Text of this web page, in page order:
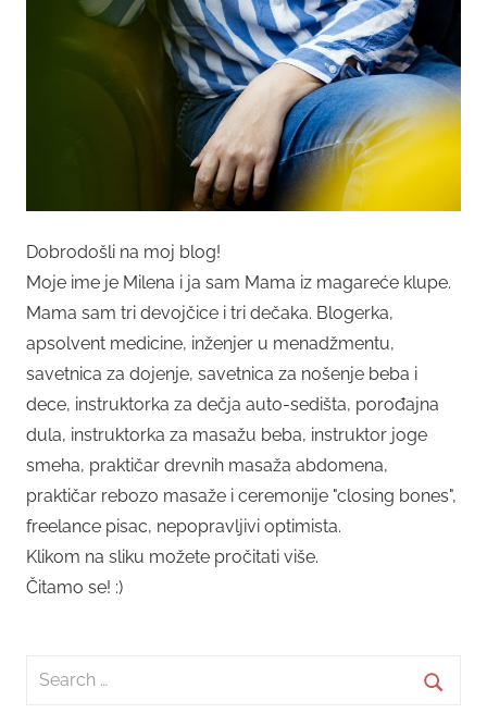
Dobrodošli na moj blog!
Moje ime je Milena i ja sam Mama iz magareće klupe.
Mama sam tri devojčice i tri dečaka. Blogerka,
apsolvent medicine, inženjer u menadžmentu,
savetnica za dojenje, savetnica za nošenje beba i
dece, instruktorka za dečja auto-sedišta, porođajna
dula, instruktorka za masažu beba, instruktor joge
smeha, praktičar drevnih masaža abdomena,
praktičar rebozo masaže i ceremonije "closing bones",
freelance pisac, nepopravljivi optimista.
Klikom na sliku možete pročitati više.
Čitamo se! :)
Search